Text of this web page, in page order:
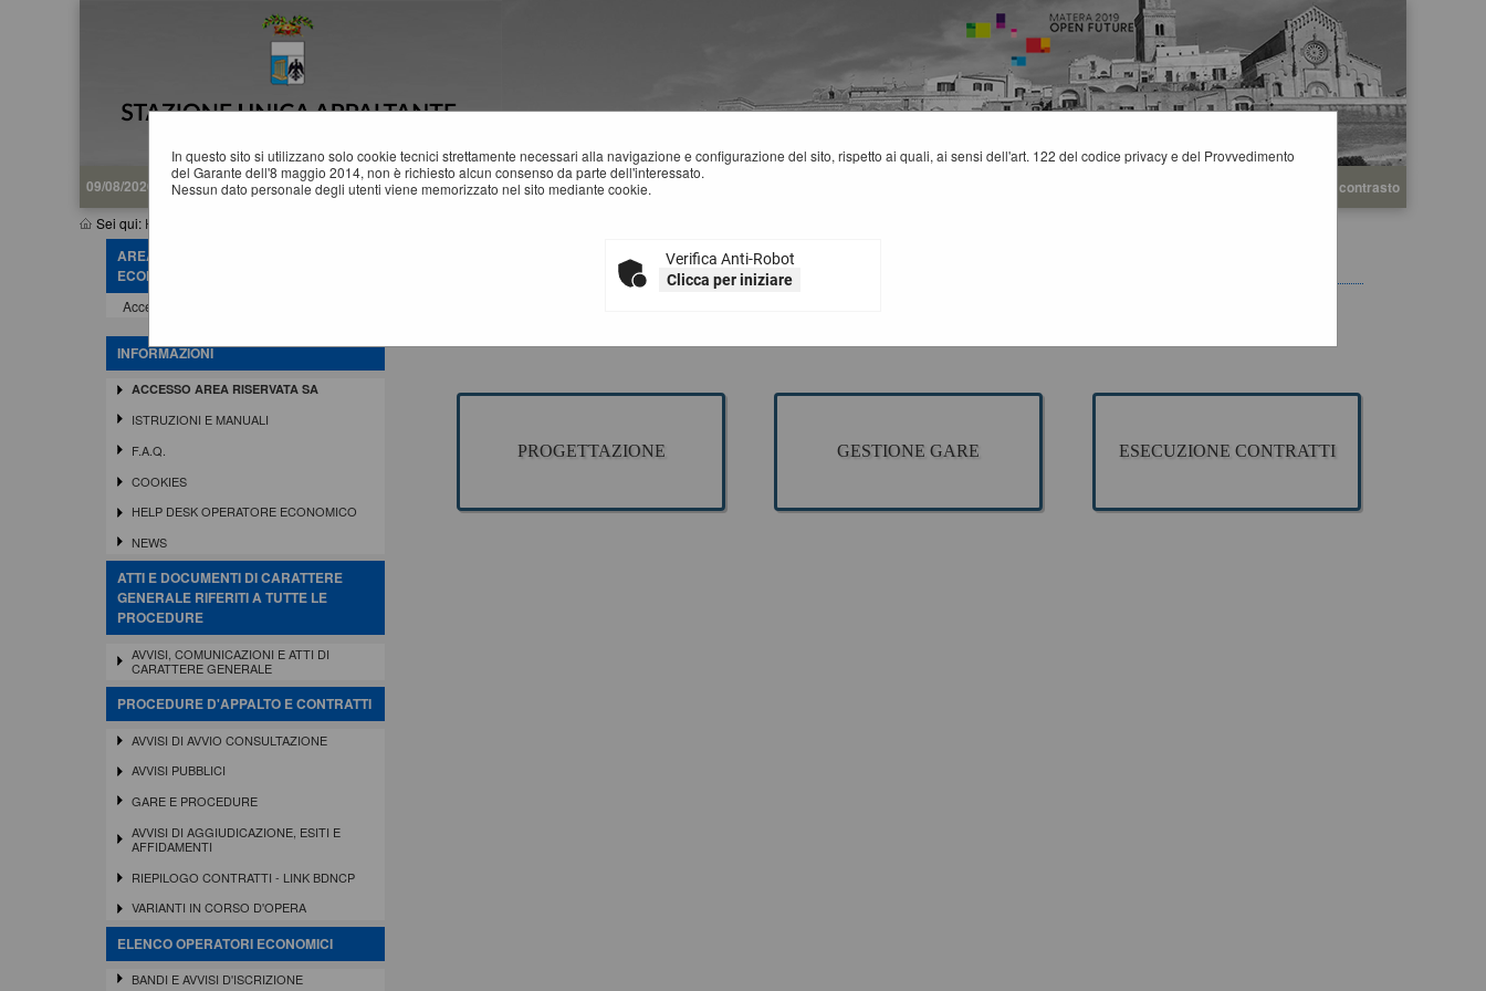
09/08/2026 13:38 Alto contrasto
Sei qui: Home
In questo sito si utilizzano solo cookie tecnici strettamente necessari alla navigazione e configurazione del sito, rispetto ai quali, ai sensi dell'art. 122 del codice privacy e del Provvedimento
del Garante dell'8 maggio 2014, non è richiesto alcun consenso da parte dell'interessato.
Nessun dato personale degli utenti viene memorizzato nel sito mediante cookie.
Verifica Anti-Robot
Clicca per iniziare
AREA RISERVATA OPERATORE
ECONOMICO
Accedi - Registrati
INFORMAZIONI
ACCESSO AREA RISERVATA SA
ISTRUZIONI E MANUALI
F.A.Q.
COOKIES
HELP DESK OPERATORE ECONOMICO
NEWS
ATTI E DOCUMENTI DI CARATTERE
GENERALE RIFERITI A TUTTE LE
PROCEDURE
AVVISI, COMUNICAZIONI E ATTI DI
CARATTERE GENERALE
PROCEDURE D'APPALTO E CONTRATTI
AVVISI DI AVVIO CONSULTAZIONE
AVVISI PUBBLICI
GARE E PROCEDURE
AVVISI DI AGGIUDICAZIONE, ESITI E
AFFIDAMENTI
RIEPILOGO CONTRATTI - LINK BDNCP
VARIANTI IN CORSO D'OPERA
ELENCO OPERATORI ECONOMICI
BANDI E AVVISI D'ISCRIZIONE
ACCESSO AREA RISERVATA SA
PROGETTAZIONE GESTIONE GARE ESECUZIONE CONTRATTI